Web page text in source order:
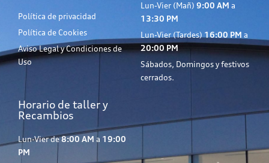
Política de privacidad
Política de Cookies
Aviso Legal y Condiciones de
Uso
Lun-Vier (Mañ) 9:00 AM a
13:30 PM
Lun-Vier (Tardes) 16:00 PM a
20:00 PM
Sábados, Domingos y festivos
cerrados.
Horario de taller y
Recambios
Lun-Vier de8:00 AM a 19:00
PM